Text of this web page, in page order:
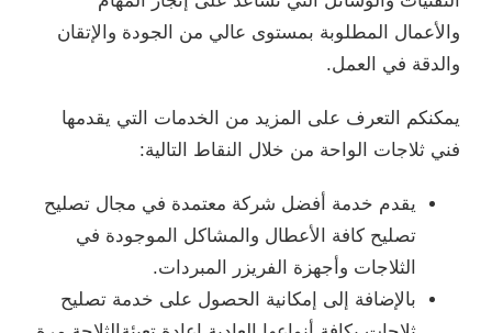
والأعمال المطلوبة بمستوى عالي من الجودة والإتقان
والدقة في العمل.
يمكنكم التعرف على المزيد من الخدمات التي يقدمها
فني ثلاجات الواحة من خلال النقاط التالية:
يقدم خدمة أفضل شركة معتمدة في مجال تصليح
تصليح كافة الأعطال والمشاكل الموجودة في
الثلاجات وأجهزة الفريزر المبردات.
بالإضافة إلى إمكانية الحصول على خدمة تصليح